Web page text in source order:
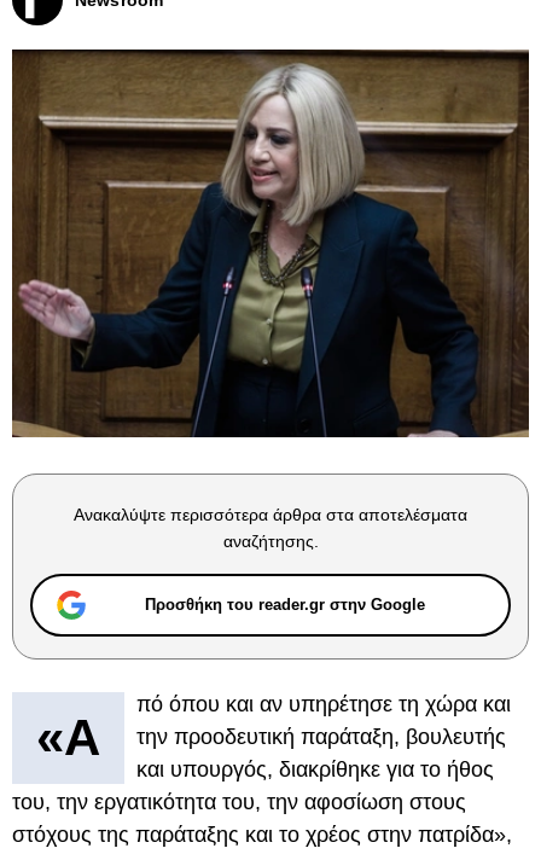
Ανακαλύψτε περισσότερα άρθρα στα αποτελέσματα
αναζήτησης.
Προσθήκη του reader.gr στην Google
«Α
πό όπου και αν υπηρέτησε τη χώρα και
την προοδευτική παράταξη, βουλευτής
και υπουργός, διακρίθηκε για το ήθος
του, την εργατικότητα του, την αφοσίωση στους
στόχους της παράταξης και το χρέος στην πατρίδα»,